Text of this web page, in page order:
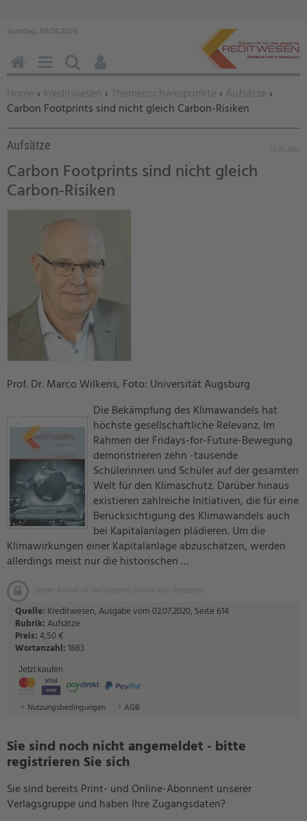
Sonntag, 09.08.2026
Sie befinden sich hier:
Home › Kreditwesen › Themenschwerpunkte › Aufsätze ›
Carbon Footprints sind nicht gleich Carbon-Risiken
Aufsätze
Carbon Footprints sind nicht gleich
Carbon-Risiken
Prof. Dr. Marco Wilkens, Foto: Universität Augsburg
Die Bekämpfung des Klimawandels hat
höchste gesellschaftliche Relevanz. Im
Rahmen der Fridays-for-Future-Bewegung
demonstrieren zehn -tausende
Schülerinnen und Schüler auf der gesamten
Welt für den Klimaschutz. Darüber hinaus
existieren zahlreiche Initiativen, die für eine
Berücksichtigung des Klimawandels auch
bei Kapitalanlagen plädieren. Um die
Klimawirkungen einer Kapitalanlage abzuschätzen, werden
allerdings meist nur die historischen …
Dieser Artikel ist Teil unseres Online-Abo Angebots.
Quelle: Kreditwesen, Ausgabe vom 02.07.2020, Seite 614
Rubrik:Aufsätze
Preis:4,50 €
Wortanzahl:1883
Jetzt kaufen
Nutzungsbedingungen AGB
Sie sind noch nicht angemeldet - bitte
registrieren Sie sich
Sie sind bereits Print- und Online-Abonnent unserer
Verlagsgruppe und haben Ihre Zugangsdaten?
HOMEMENÜSUCHEN
BENUTZERFUNKTIONEN